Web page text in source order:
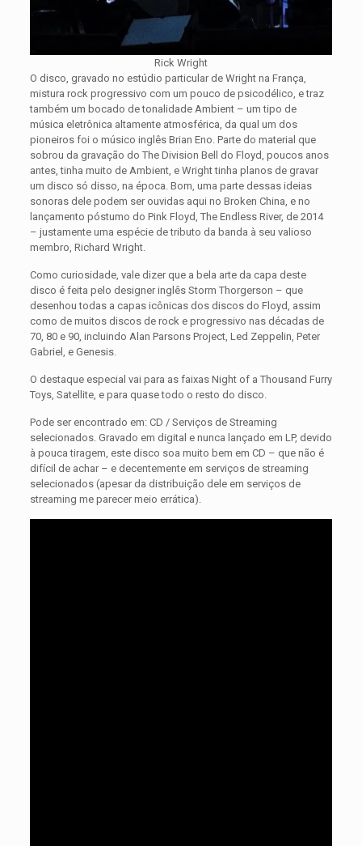
Rick Wright
O disco, gravado no estúdio particular de Wright na França,
mistura rock progressivo com um pouco de psicodélico, e traz
também um bocado de tonalidade Ambient – um tipo de
música eletrônica altamente atmosférica, da qual um dos
pioneiros foi o músico inglês Brian Eno. Parte do material que
sobrou da gravação do The Division Bell do Floyd, poucos anos
antes, tinha muito de Ambient, e Wright tinha planos de gravar
um disco só disso, na época. Bom, uma parte dessas ideias
sonoras dele podem ser ouvidas aqui no Broken China, e no
lançamento póstumo do Pink Floyd, The Endless River, de 2014
– justamente uma espécie de tributo da banda à seu valioso
membro, Richard Wright.
Como curiosidade, vale dizer que a bela arte da capa deste
disco é feita pelo designer inglês Storm Thorgerson – que
desenhou todas a capas icônicas dos discos do Floyd, assim
como de muitos discos de rock e progressivo nas décadas de
70, 80 e 90, incluindo Alan Parsons Project, Led Zeppelin, Peter
Gabriel, e Genesis.
O destaque especial vai para as faixas Night of a Thousand Furry
Toys, Satellite, e para quase todo o resto do disco.
Pode ser encontrado em: CD / Serviços de Streaming
selecionados. Gravado em digital e nunca lançado em LP, devido
à pouca tiragem, este disco soa muito bem em CD – que não é
difícil de achar – e decentemente em serviços de streaming
selecionados (apesar da distribuição dele em serviços de
streaming me parecer meio errática).